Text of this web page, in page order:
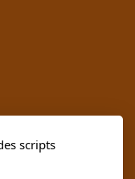
scripts